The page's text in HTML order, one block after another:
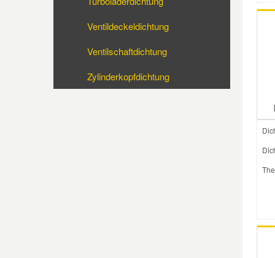
Ventildeckeldichtung
Ventilschaftdichtung
Zylinderkopfdichtung
Mazda Ersatzteile